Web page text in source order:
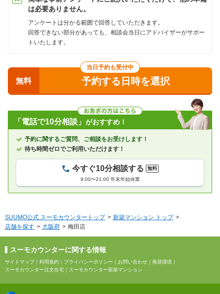
は必要ありません。
アンケートは分かる範囲で回答していただきます。
回答できない部分があっても、相談会当日にアドバイザーがサポー
トいたします。
当日予約も受付中
無料 予約する日時を選択
「電話で10分相談」 がおすすめ！
予約に関するご質問、ご相談をお受けします！
待ち時間ゼロでご利用いただけます！
今すぐ10分相談する
無料
9:00〜21:00 年末年始休業
SUUMO公式 スーモカウンタートップ
新築マンション トップ
店舗を探す
大阪府 梅田店
スーモカウンターに関する情報
サイトマップ｜ 利用規約 ｜ プライバシーポリシー ｜ お問い合わせ ｜ 推奨環境 ｜
スーモカウンター注文住宅 ｜ スーモカウンター新築マンション